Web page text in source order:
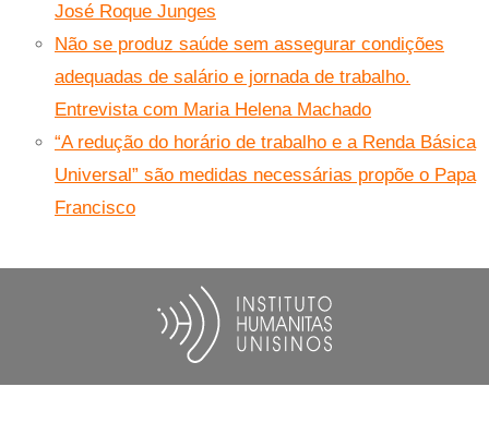
José Roque Junges
Não se produz saúde sem assegurar condições
adequadas de salário e jornada de trabalho.
Entrevista com Maria Helena Machado
“A redução do horário de trabalho e a Renda Básica
Universal” são medidas necessárias propõe o Papa
Francisco